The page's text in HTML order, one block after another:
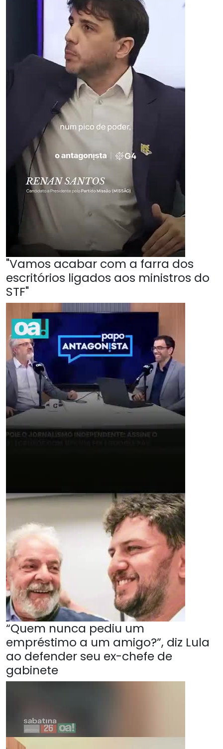
"Vamos acabar com a farra dos
escritórios ligados aos ministros do
STF"
“Quem nunca pediu um
empréstimo a um amigo?”, diz Lula
ao defender seu ex-chefe de
gabinete